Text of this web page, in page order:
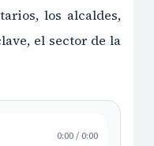
los alcaldes,
el sector de la
0:00/0:00